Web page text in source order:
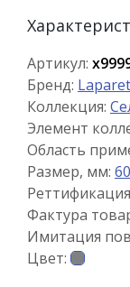
Артикул:
Бренд: Laparet
Коллекция:
Элемент
Область
Размер, мм:
Фактура
Имитация
Цвет: